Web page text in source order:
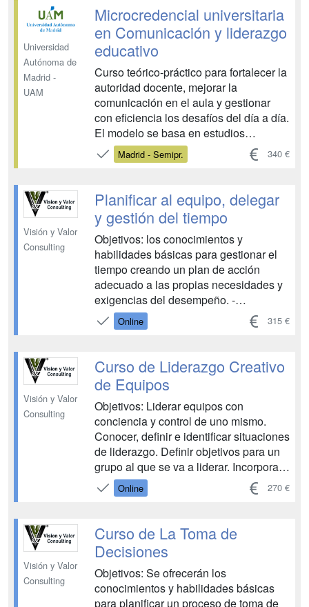
Permite conocer sobre las bases del
coaching, la introducción al coaching,
l...
Universidad
Autónoma de
Madrid -
UAM
Microcredencial universitaria
en Comunicación y liderazgo
educativo
Curso teórico-práctico para fortalecer la
autoridad docente, mejorar la
comunicación en el aula y gestionar
con eficiencia los desafíos del día a día.
El modelo se basa en estudios
académicos e investigaciones
científicas, y está diseñado para ofrecer
Madrid - Semipr. 340 €
Visión y Valor
Consulting
Planificar al equipo, delegar
y gestión del tiempo
Objetivos: los conocimientos y
habilidades básicas para gestionar el
tiempo creando un plan de acción
adecuado a las propias necesidades y
exigencias del desempeño. -
Comprender el tiempo como un recurso
y aprender a gestionarlo. - Aprender a
Conocer la delegación como estrategia.
- Conocer los diferentes factores q...
Online 315 €
Visión y Valor
Consulting
Curso de Liderazgo Creativo
de Equipos
Objetivos: Liderar equipos con
conciencia y control de uno mismo.
Conocer, definir e identificar situaciones
de liderazgo. Definir objetivos para un
grupo al que se va a liderar. Incorporar
herramientas de motivación en el
liderazgo de equipos. Incorporar al
negociación en la resolución de
conflictos....
Online 270 €
Visión y Valor
Consulting
Curso de La Toma de
Decisiones
Objetivos: Se ofrecerán los
conocimientos y habilidades básicas
para planificar un proceso de toma de